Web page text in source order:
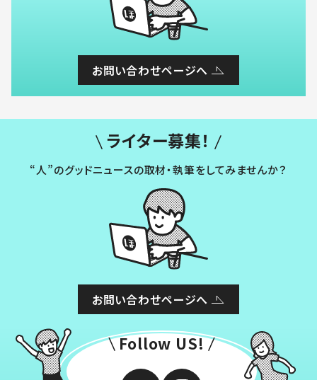
お問い合わせページへ
ライター募集！
“人”のグッドニュースの取材・執筆をしてみませんか？
お問い合わせページへ
Follow US!